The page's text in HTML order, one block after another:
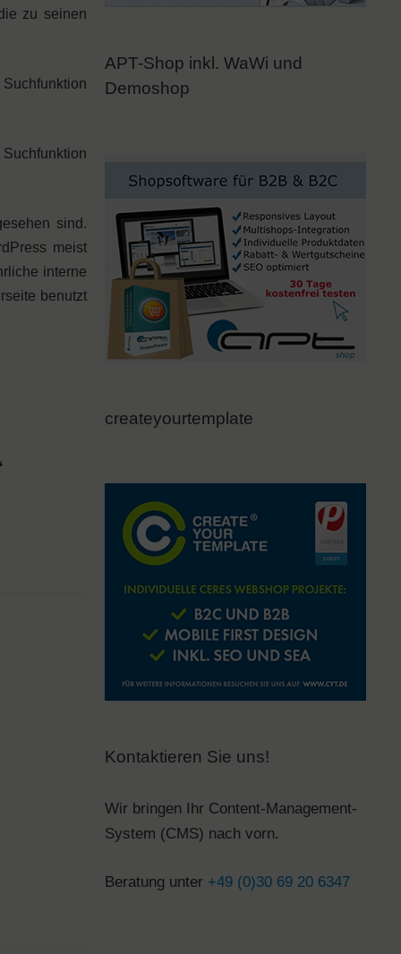
zu seinen
sind.
meist
interne
benutzt
APT-Shop inkl. WaWi und
Demoshop
createyourtemplate
Kontaktieren Sie uns!
Wir bringen Ihr Content-Management-
System (CMS) nach vorn.
Beratung unter +49 (0)30 69 20 6347